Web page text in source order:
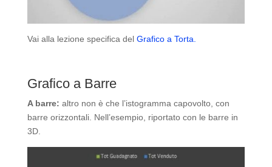
Vai alla lezione specifica del Grafico a Torta.
Grafico a Barre
A barre: altro non è che l’istogramma capovolto, con
barre orizzontali. Nell’esempio, riportato con le barre in
3D.